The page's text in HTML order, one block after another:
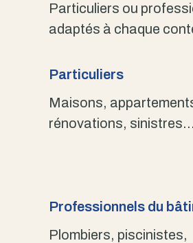
Particuliers ou
adaptés à chaque
Particuliers
Maisons,
rénovations, sinistres…
Professionnels du
Plombiers, piscinistes,